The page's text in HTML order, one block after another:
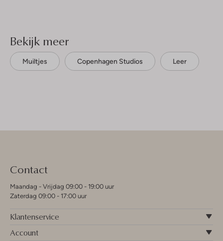
Bekijk meer
Muiltjes Copenhagen Studios Leer
Contact
Maandag - Vrijdag 09:00 - 19:00 uur
Zaterdag 09:00 - 17:00 uur
Klantenservice
Account